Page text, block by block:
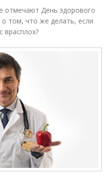
отмечают День здорового
том, что же делать, если
врасплох?